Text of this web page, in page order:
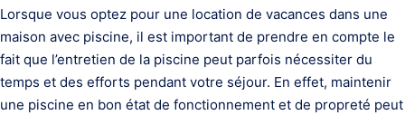
Lorsque vous optez pour une location de vacances dans une
maison avec piscine, il est important de prendre en compte le
fait que l’entretien de la piscine peut parfois nécessiter du
temps et des efforts pendant votre séjour. En effet, maintenir
une piscine en bon état de fonctionnement et de propreté peut